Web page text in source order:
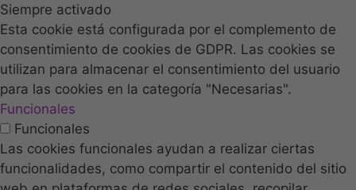
Siempre activado
Esta cookie está configurada por el complemento de
consentimiento de cookies de GDPR. Las cookies se
utilizan para almacenar el consentimiento del usuario
para las cookies en la categoría "Necesarias".
Funcionales
Funcionales
Las cookies funcionales ayudan a realizar ciertas
funcionalidades, como compartir el contenido del sitio